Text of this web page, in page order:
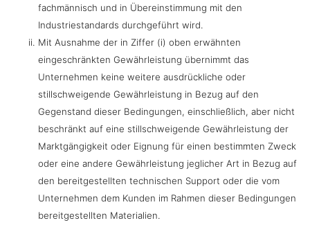
fachmännisch und in Übereinstimmung mit den
Industriestandards durchgeführt wird.
Mit Ausnahme der in Ziffer (i) oben erwähnten
eingeschränkten Gewährleistung übernimmt das
Unternehmen keine weitere ausdrückliche oder
stillschweigende Gewährleistung in Bezug auf den
Gegenstand dieser Bedingungen, einschließlich, aber nicht
beschränkt auf eine stillschweigende Gewährleistung der
Marktgängigkeit oder Eignung für einen bestimmten Zweck
oder eine andere Gewährleistung jeglicher Art in Bezug auf
den bereitgestellten technischen Support oder die vom
Unternehmen dem Kunden im Rahmen dieser Bedingungen
bereitgestellten Materialien.